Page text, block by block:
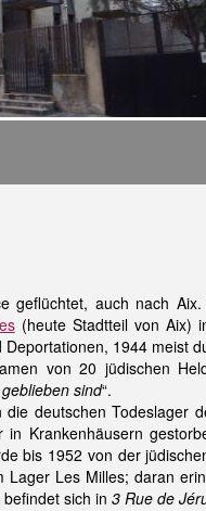
geflüchtet, auch nach
(heute Stadtteil von Aix)
1944 meist
von 20 jüdischen
sind“.
deutschen Todeslager
Krankenhäusern
bis 1952 von der
Les Milles; daran
sich in 3 Rue de